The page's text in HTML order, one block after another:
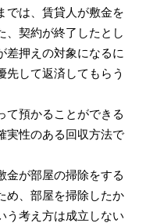
では、賃貸人が敷金を
、契約が終了したとし
差押えの対象になるに
先して返済してもらう
て預かることができる
実性のある回収方法で
金が部屋の掃除をする
め、部屋を掃除したか
う考え方は成立しない